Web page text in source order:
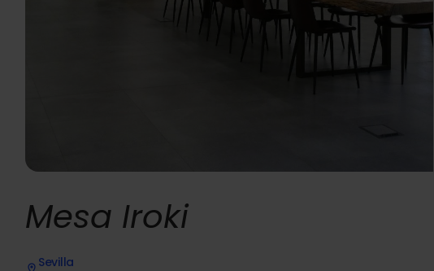
Mesa Iroki
Sevilla